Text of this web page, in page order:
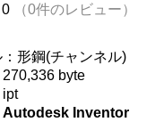
0 （0件のレビュー）
：形鋼(チャンネル)
byte
ipt
Autodesk Inventor